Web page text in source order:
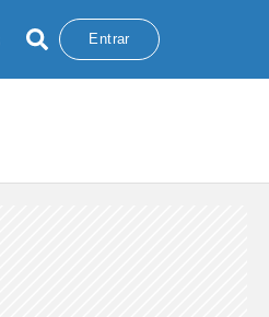
Entrar